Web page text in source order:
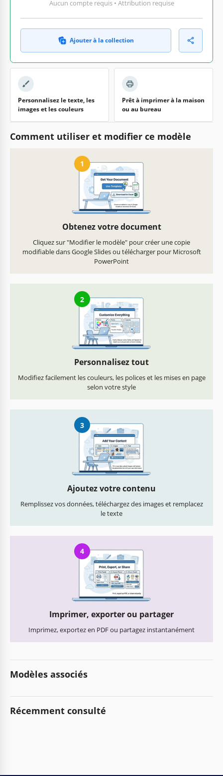
Aucun compte requis • Attribution requise
Ajouter à la collection
Personnalisez le texte, les
images et les couleurs
Prêt à imprimer à la maison
ou au bureau
Comment utiliser et modifier ce modèle
1
Obtenez votre document
Cliquez sur "Modifier le modèle" pour créer une copie
modifiable dans Google Slides ou télécharger pour Microsoft
PowerPoint
2
Personnalisez tout
Modifiez facilement les couleurs, les polices et les mises en page
selon votre style
3
Ajoutez votre contenu
Remplissez vos données, téléchargez des images et remplacez
le texte
4
Imprimer, exporter ou partager
Imprimez, exportez en PDF ou partagez instantanément
Modèles associés
Récemment consulté